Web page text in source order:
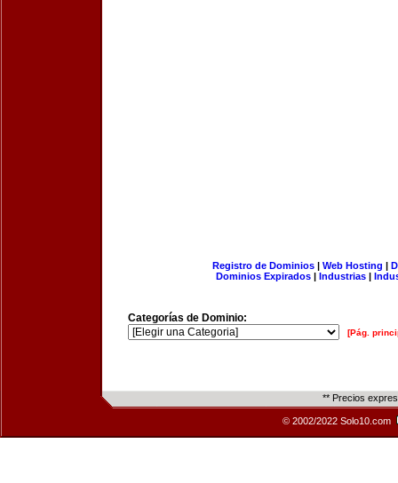
Registro de Dominios| Web Hosting |
Dominios Expirados | Industrias |
Categorías de Dominio:
[Pág.
** Precios
© 2002/2022 Solo10.com